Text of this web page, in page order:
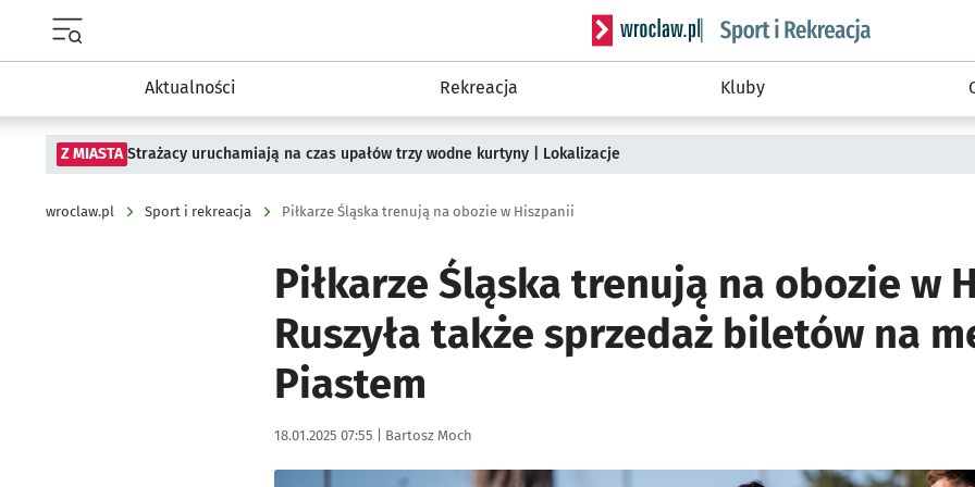
Serwis informacyjny wroclaw.pl podserwis: Sport
Aktualności Rekreacja Kluby
Z MIASTA Strażacy uruchamiają na czas upałów trzy wodne kurtyny | Lokalizacje
wroclaw.pl Sport i rekreacja Piłkarze Śląska trenują na obozie w Hiszpanii
Piłkarze Śląska trenują na obozie w
Ruszyła także sprzedaż biletów na
Piastem
Data publikacji:
18.01.2025 07:55 | Autor:
Bartosz Moch
Kliknij, aby zobaczyć galerię